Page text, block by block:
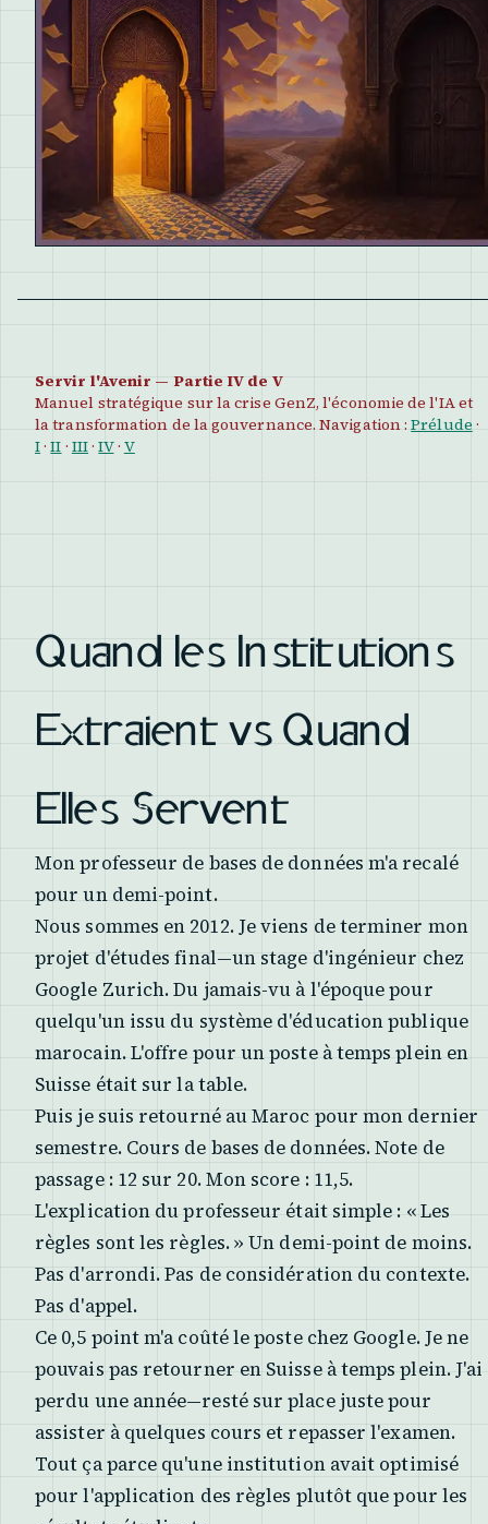
Servir l'Avenir — Partie IV de V
Manuel stratégique sur la crise GenZ, l'économie de l'IA et
la transformation de la gouvernance. Navigation :Prélude ·
I·II · III·IV· V
Quand les Institutions
Extraient vs Quand
Elles Servent
Mon professeur de bases de données m'a recalé
pour un demi-point.
Nous sommes en 2012. Je viens de terminer mon
projet d'études final—un stage d'ingénieur chez
Google Zurich. Du jamais-vu à l'époque pour
quelqu'un issu du système d'éducation publique
marocain. L'offre pour un poste à temps plein en
Suisse était sur la table.
Puis je suis retourné au Maroc pour mon dernier
semestre. Cours de bases de données. Note de
passage : 12 sur 20. Mon score : 11,5.
L'explication du professeur était simple : « Les
règles sont les règles. » Un demi-point de moins.
Pas d'arrondi. Pas de considération du contexte.
Pas d'appel.
Ce 0,5 point m'a coûté le poste chez Google. Je ne
pouvais pas retourner en Suisse à temps plein. J'ai
perdu une année—resté sur place juste pour
assister à quelques cours et repasser l'examen.
Tout ça parce qu'une institution avait optimisé
pour l'application des règles plutôt que pour les